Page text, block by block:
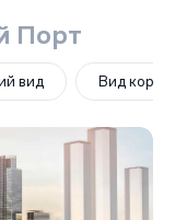
Порт
вид Вид